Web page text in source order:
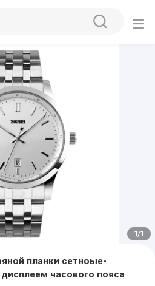
1/1
планки сетноые-
часового пояса